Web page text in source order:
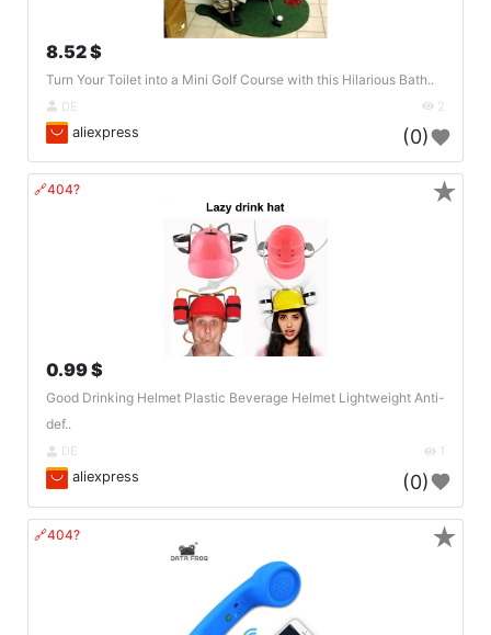
8.52 $
Turn Your Toilet into a Mini Golf Course with this Hilarious Bath..
DE 2
aliexpress (0)
🔗404?
0.99 $
Good Drinking Helmet Plastic Beverage Helmet Lightweight Anti-
def..
DE 1
aliexpress (0)
★
🔗404? ★